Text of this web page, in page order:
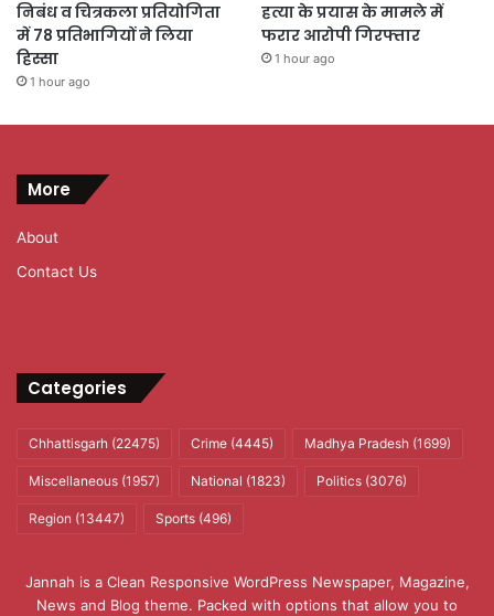
निबंध व चित्रकला प्रतियोगिता
में 78 प्रतिभागियों ने लिया
हिस्सा
1 hour ago
हत्या के प्रयास के मामले में
फरार आरोपी गिरफ्तार
1 hour ago
More
About
Contact Us
Categories
Chhattisgarh (22475) Crime (4445) Madhya Pradesh (1699)
Miscellaneous (1957) National (1823) Politics (3076)
Region (13447) Sports (496)
Jannah is a Clean Responsive WordPress Newspaper, Magazine,
News and Blog theme. Packed with options that allow you to